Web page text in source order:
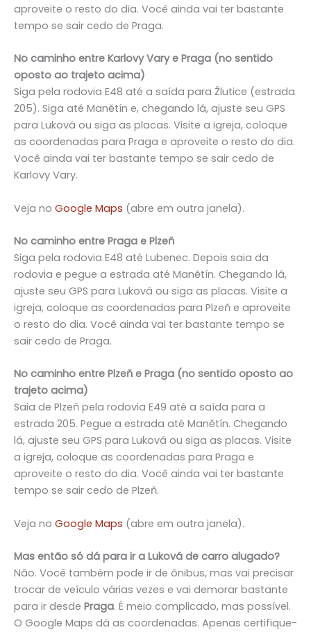
aproveite o resto do dia. Você ainda vai ter bastante
tempo se sair cedo de Praga.
No caminho entre Karlovy Vary e Praga (no sentido
oposto ao trajeto acima)
Siga pela rodovia E48 até a saída para Žlutice (estrada
205). Siga até Manětín e, chegando lá, ajuste seu GPS
para Luková ou siga as placas. Visite a igreja, coloque
as coordenadas para Praga e aproveite o resto do dia.
Você ainda vai ter bastante tempo se sair cedo de
Karlovy Vary.
Veja no Google Maps (abre em outra janela).
No caminho entre Praga e Plzeň
Siga pela rodovia E48 até Lubenec. Depois saia da
rodovia e pegue a estrada até Manětín. Chegando lá,
ajuste seu GPS para Luková ou siga as placas. Visite a
igreja, coloque as coordenadas para Plzeň e aproveite
o resto do dia. Você ainda vai ter bastante tempo se
sair cedo de Praga.
No caminho entre Plzeň e Praga (no sentido oposto ao
trajeto acima)
Saia de Plzeň pela rodovia E49 até a saída para a
estrada 205. Pegue a estrada até Manětín. Chegando
lá, ajuste seu GPS para Luková ou siga as placas. Visite
a igreja, coloque as coordenadas para Praga e
aproveite o resto do dia. Você ainda vai ter bastante
tempo se sair cedo de Plzeň.
Veja no Google Maps (abre em outra janela).
Mas então só dá para ir a Luková de carro alugado?
Não. Você também pode ir de ônibus, mas vai precisar
trocar de veículo várias vezes e vai demorar bastante
para ir desde Praga. É meio complicado, mas possível.
O Google Maps dá as coordenadas. Apenas certifique-